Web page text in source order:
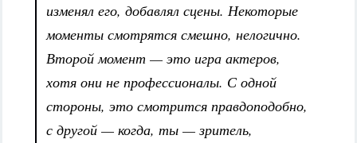
изменял его, добавлял сцены. Некоторые
моменты смотрятся смешно, нелогично.
Второй момент — это игра актеров,
хотя они не профессионалы. С одной
стороны, это смотрится правдоподобно,
с другой — когда, ты — зритель,